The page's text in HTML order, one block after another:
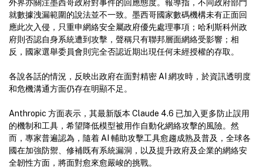
外界亦關注墨西哥政府對事件的回應態度。報導指，不同政府部門
就數據洩漏範圍的說法並不一致。墨西哥國家數碼機構未有正面回
應此次入侵，只重申網絡安全屬政府優先處理事項；哈利斯科州政
府則否認自身系統遭到攻擊，聲稱只有聯邦層面網絡受影響；相
反，國家選舉委員會則完全否認近期出現任何未經授權的存取。
各說各話的情況，反映出政府在面對精密 AI 網攻時，於資訊透明度
和危機溝通方面仍存在明顯不足。
Anthropic 方面表示，其最新版本 Claude 4.6 已加入更多防止誤用
的機制和工具，希望降低模型被用作自動化網絡攻擊的風險。然
而，專家普遍認為，隨着 AI 輔助攻擊工具愈趨成熟及普及，全球各
國在加強防禦、修補既有系統漏洞，以及提升政府及企業的網絡安
全韌性方面，將面對愈來愈嚴峻的挑戰。